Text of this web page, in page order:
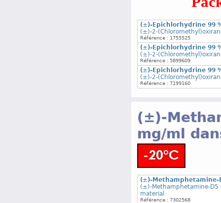
(±)-Epichlorhydrine 99
(±)-2-
Référence : 1755525
(±)-Epichlorhydrine 99
(±)-2-
Référence : 5899609
(±)-Epichlorhydrine 99
(±)-2-
Référence : 7199160
(±)-
mg/ml
(±)-
(±)-Methamphetamine-
material
Référence : 7302568